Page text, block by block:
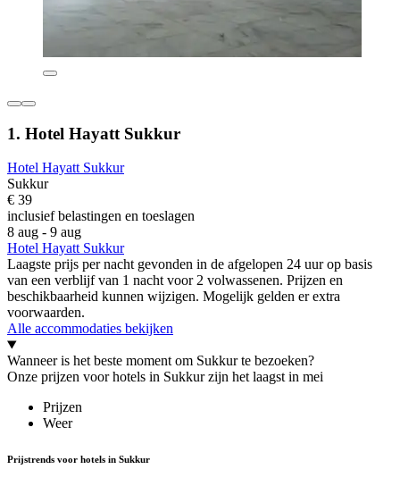
1. Hotel Hayatt Sukkur
Hotel Hayatt Sukkur
Sukkur
€ 39
inclusief belastingen en toeslagen
8 aug - 9 aug
Hotel Hayatt Sukkur
Laagste prijs per nacht gevonden in de afgelopen 24 uur op basis
van een verblijf van 1 nacht voor 2 volwassenen. Prijzen en
beschikbaarheid kunnen wijzigen. Mogelijk gelden er extra
voorwaarden.
Alle accommodaties bekijken
Wanneer is het beste moment om Sukkur te bezoeken?
Onze prijzen voor hotels in Sukkur zijn het laagst in mei
Prijzen
Weer
Prijstrends voor hotels in Sukkur